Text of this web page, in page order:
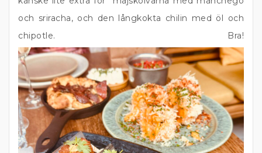
och sriracha, och den långkokta chilin med öl och
chipotle. Bra!